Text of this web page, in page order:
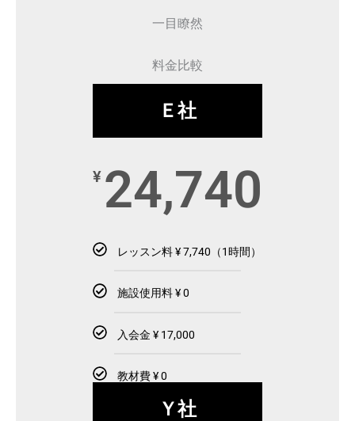
一目瞭然
料金比較
Ｅ社
¥ 24,740
レッスン料 ¥ 7,740（1時間）
施設使用料 ¥ 0
入会金 ¥ 17,000
教材費 ¥ 0
Ｙ社